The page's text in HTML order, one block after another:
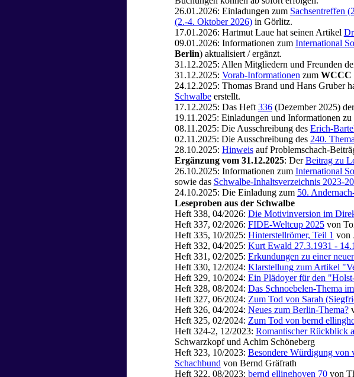
26.01.2026: Einladungen zum Sachsentreffen
(2.-4. Oktober 2026)in Görlitz.
17.01.2026: Hartmut Laue hat seinen Artikel
09.01.2026: Informationen zum International
Berlin) aktualisiert / ergänzt.
31.12.2025: Allen Mitgliedern und Freunden
31.12.2025: Vorab-Informationen zum WCCC
24.12.2025: Thomas Brand und Hans Gruber
Schwalbeerstellt.
17.12.2025: Das Heft 336(Dezember 2025)
19.11.2025: Einladungen und Informationen
08.11.2025: Die Ausschreibung des Erich-
02.11.2025: Die Ausschreibung des 240.
28.10.2025: Hinweisauf Problemschach-
Ergänzung vom 31.12.2025: DerBeitrag zu
26.10.2025: Informationen zum International
sowie das Schwalbe-Inhaltsverzeichnis 2023-
24.10.2025: Die Einladung zum 50.
Leseproben aus der Schwalbe
Heft 338, 04/2026: Die Motivinversion im
Heft 337, 02/2026: FIDE-Weltcup 2025von
Heft 335, 10/2025: Hinterstellrömer, Teil 1 von
Heft 332, 04/2025: Kurt Ewald 27.3.1931 -
Heft 331, 02/2025: Erkundungen zu einer
Heft 330, 12/2024: Klarstellung zum Artikel
Heft 329, 10/2024: Ein Plädoyer für den
Heft 328, 08/2024: Das Schnoebelen-Thema
Heft 327, 06/2024: Zum Tod von Sarah
Heft 326, 04/2024: Neues zum Berlin-Thema?
Heft 325, 02/2024: Zum Tod von bernd
Heft 324-2, 12/2023: Romantischer Rückblick
Schwarzkopf und Achim Schöneberg
Heft 323, 10/2023: Besondere Würdigung von
Schachbund von Bernd Gräfrath
Heft 322, 08/2023: bernd ellinghoven 70 von